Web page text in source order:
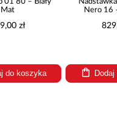
Nero 16 – Biały Mat
Dodaj do koszyka